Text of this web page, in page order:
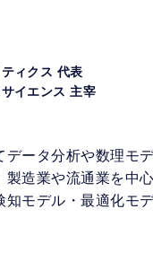
ィクス 代表
イエンス 主宰
データ分析や数理モ
製造業や流通業を中
知モデル・最適化モ